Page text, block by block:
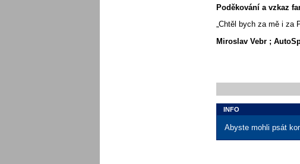
Poděkování a vzkaz
„Chtěl bych za mě i za
Miroslav Vebr ;
INFO
Abyste mohli psát